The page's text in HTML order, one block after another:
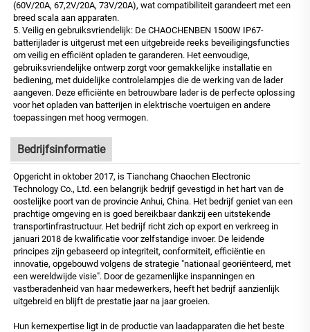
(60V/20A, 67,2V/20A, 73V/20A), wat compatibiliteit garandeert met een
breed scala aan apparaten.
5. Veilig en gebruiksvriendelijk: De CHAOCHENBEN 1500W IP67-
batterijlader is uitgerust met een uitgebreide reeks beveiligingsfuncties
om veilig en efficiënt opladen te garanderen. Het eenvoudige,
gebruiksvriendelijke ontwerp zorgt voor gemakkelijke installatie en
bediening, met duidelijke controlelampjes die de werking van de lader
aangeven. Deze efficiënte en betrouwbare lader is de perfecte oplossing
voor het opladen van batterijen in elektrische voertuigen en andere
toepassingen met hoog vermogen.
Bedrijfsinformatie
Opgericht in oktober 2017, is Tianchang Chaochen Electronic
Technology Co., Ltd. een belangrijk bedrijf gevestigd in het hart van de
oostelijke poort van de provincie Anhui, China. Het bedrijf geniet van een
prachtige omgeving en is goed bereikbaar dankzij een uitstekende
transportinfrastructuur. Het bedrijf richt zich op export en verkreeg in
januari 2018 de kwalificatie voor zelfstandige invoer. De leidende
principes zijn gebaseerd op integriteit, conformiteit, efficiëntie en
innovatie, opgebouwd volgens de strategie "nationaal georiënteerd, met
een wereldwijde visie". Door de gezamenlijke inspanningen en
vastberadenheid van haar medewerkers, heeft het bedrijf aanzienlijk
uitgebreid en blijft de prestatie jaar na jaar groeien.
Hun kernexpertise ligt in de productie van laadapparaten die het beste